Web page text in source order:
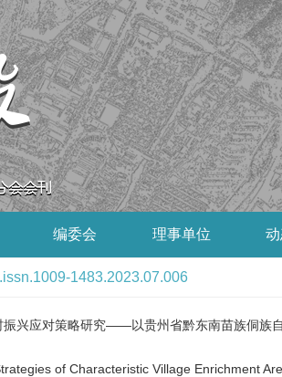
编委会 理事单位
1483.2023.07.006
兴应对策略研究——以贵州省黔东南苗族侗族
of Characteristic Village Enrichment